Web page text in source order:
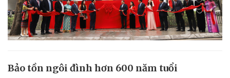
Bảo tồn ngôi đình hơn 600 năm tuổi